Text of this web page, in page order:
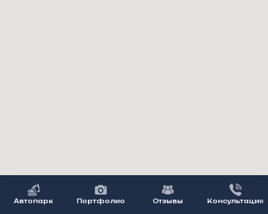
Автопарк Портфолио Отзывы Консультация